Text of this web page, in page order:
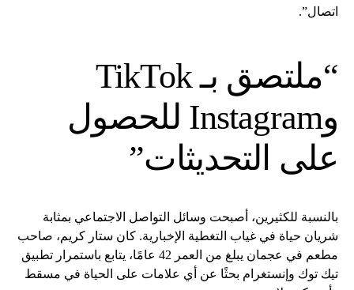
اتصال”.
“ملتصق بـ TikTok
وInstagram للحصول
على التحديثات”
بالنسبة للكثيرين، أصبحت وسائل التواصل الاجتماعي بمثابة
شريان حياة في غياب التغطية الإخبارية. كان ستار كريم، صاحب
مطعم في عجمان يبلغ من العمر 42 عامًا، يتابع باستمرار تطبيق
تيك توك وإنستغرام بحثًا عن أي علامات على الحياة في مسقط